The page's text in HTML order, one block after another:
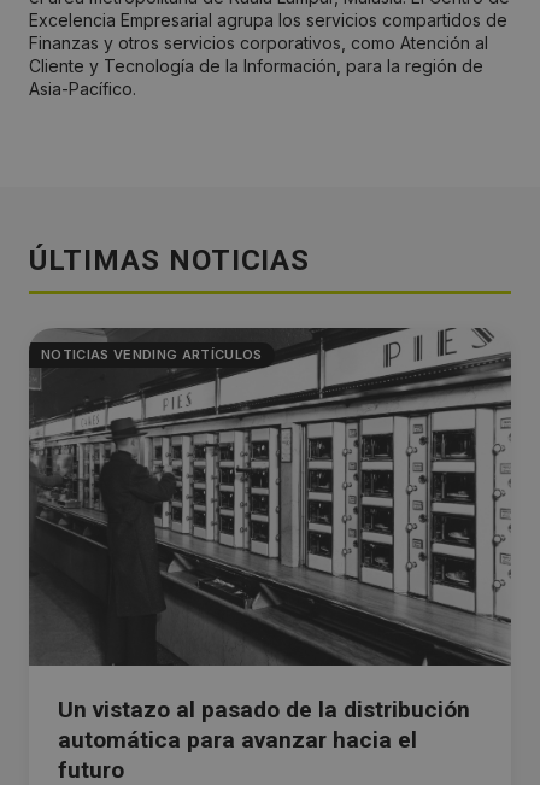
Excelencia Empresarial agrupa los servicios compartidos de
Finanzas y otros servicios corporativos, como Atención al
Cliente y Tecnología de la Información, para la región de
Asia-Pacífico.
ÚLTIMAS NOTICIAS
NOTICIAS VENDING ARTÍCULOS
Un vistazo al pasado de la distribución
automática para avanzar hacia el
futuro